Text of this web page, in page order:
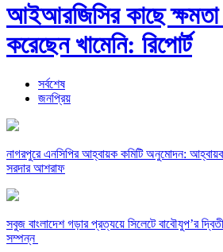
আইআরজিসির কাছে
করেছেন খামেনি: রিপোর্ট
সর্বশেষ
জনপ্রিয়
নাগরপুরে এনসিপির আহ্বায়ক কমিটি অনুমোদন:
সরদার আশরাফ
সবুজ বাংলাদেশ গড়ার প্রত্যয়ে সিলেটে বাবৌযুপ’র
সম্পন্ন